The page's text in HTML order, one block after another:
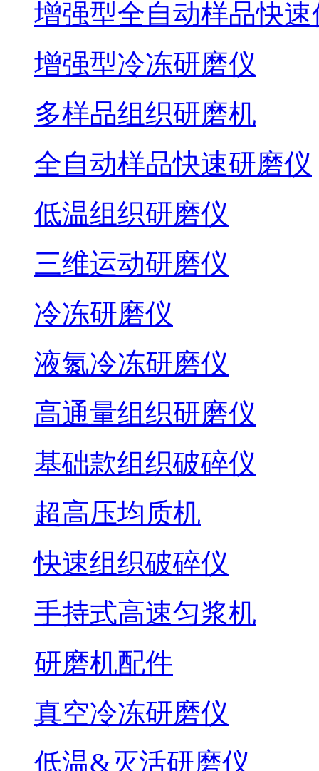
增强型全自动样品快速
增强型冷冻研磨仪
多样品组织研磨机
全自动样品快速研磨仪
低温组织研磨仪
三维运动研磨仪
冷冻研磨仪
液氮冷冻研磨仪
高通量组织研磨仪
基础款组织破碎仪
超高压均质机
快速组织破碎仪
手持式高速匀浆机
研磨机配件
真空冷冻研磨仪
低温&灭活研磨仪